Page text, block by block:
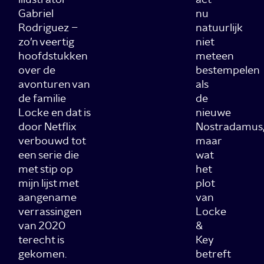
Gabriel
Rodriguez –
zo’n veertig
hoofdstukken
over de
avonturen van
de familie
Locke en dat is
door Netflix
verbouwd tot
een serie die
met stip op
mijn lijst met
aangename
verrassingen
van 2020
terecht is
gekomen.
nu
natuurlijk
niet
meteen
bestempelen
als
de
nieuwe
Nostradamus,
maar
wat
het
plot
van
Locke
&
Key
betreft